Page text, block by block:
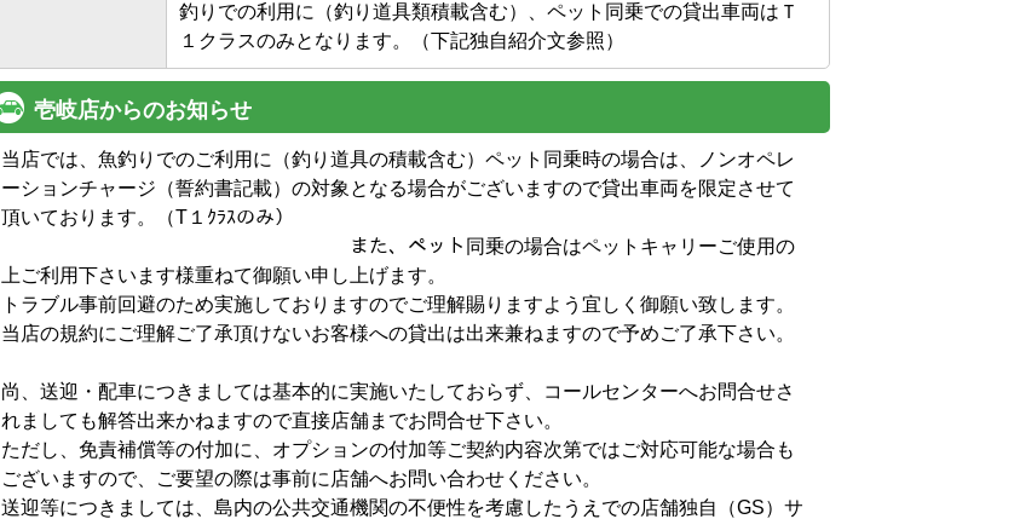
釣りでの利用に（釣り道具類積載含む）、ペット同乗での貸出車両はＴ
１クラスのみとなります。（下記独自紹介文参照）
壱岐店からのお知らせ
当店では、魚釣りでのご利用に（釣り道具の積載含む）ペット同乗時の場合は、ノンオペレ
ーションチャージ（誓約書記載）の対象となる場合がございますので貸出車両を限定させて
頂いております。（T１ｸﾗｽのみ）
また、ペット同乗の場合はペットキャリーご使用の
上ご利用下さいます様重ねて御願い申し上げます。
トラブル事前回避のため実施しておりますのでご理解賜りますよう宜しく御願い致します。
当店の規約にご理解ご了承頂けないお客様への貸出は出来兼ねますので予めご了承下さい。
尚、送迎・配車につきましては基本的に実施いたしておらず、コールセンターへお問合せさ
れましても解答出来かねますので直接店舗までお問合せ下さい。
ただし、免責補償等の付加に、オプションの付加等ご契約内容次第ではご対応可能な場合も
ございますので、ご要望の際は事前に店舗へお問い合わせください。
送迎等につきましては、島内の公共交通機関の不便性を考慮したうえでの店舗独自（GS）サ